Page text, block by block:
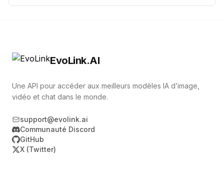
EvoLink.AI
Une API pour accéder aux meilleurs modèles IA d’image,
vidéo et chat dans le monde.
support@evolink.ai
Communauté Discord
GitHub
X (Twitter)